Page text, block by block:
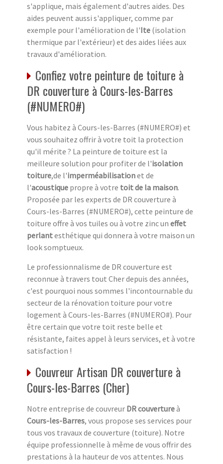
s'applique, mais également d'autres aides. Des
aides peuvent aussi s'appliquer, comme par
exemple pour l'amélioration de l'Ite (isolation
thermique par l'extérieur) et des aides liées aux
travaux d'amélioration.
Confiez votre peinture de toiture à
DR couverture à Cours-les-Barres
(#NUMERO#)
Vous habitez à Cours-les-Barres (#NUMERO#) et
vous souhaitez offrir à votre toit la protection
qu'il mérite ? La peinture de toiture est la
meilleure solution pour profiter de l'isolation
toiture,de l'imperméabilisationet de
l'acoustique propre à votre toit de la maison.
Proposée par les experts de DR couverture à
Cours-les-Barres (#NUMERO#), cette peinture de
toiture offre à vos tuiles ou à votre zinc un effet
perlantesthétique qui donnera à votre maison un
look somptueux.
Le professionnalisme de DR couverture est
reconnue à travers tout Cher depuis des années,
c'est pourquoi nous sommes l'incontournable du
secteur de la rénovation toiture pour votre
logement à Cours-les-Barres (#NUMERO#). Pour
être certain que votre toit reste belle et
résistante, faites appel à leurs services, et à votre
satisfaction !
Couvreur Artisan DR couverture à
Cours-les-Barres (Cher)
Notre entreprise de couvreur DR couvertureà
Cours-les-Barres, vous propose ses services pour
tous vos travaux de couverture (toiture). Notre
équipe professionnelle à même de vous offrir des
prestations à la hauteur de vos attentes. Nous